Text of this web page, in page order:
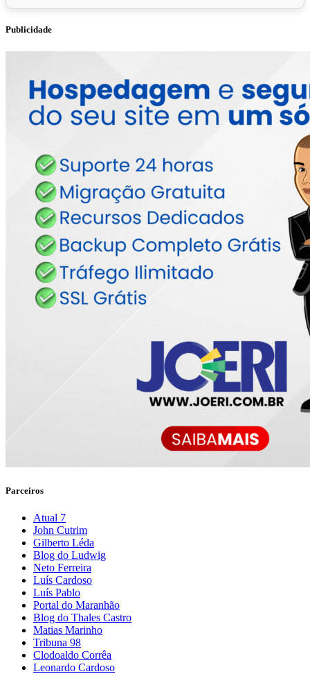
Publicidade
Parceiros
Atual 7
John Cutrim
Gilberto Léda
Blog do Ludwig
Neto Ferreira
Luís Cardoso
Luís Pablo
Portal do Maranhão
Blog do Thales Castro
Matias Marinho
Tribuna 98
Clodoaldo Corrêa
Leonardo Cardoso